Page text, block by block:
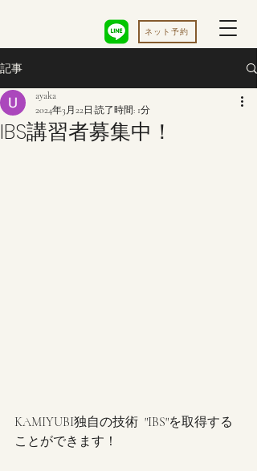
ネット予約
記事
IBS講習者募集中！
ayaka
2024年3月22日 読了時間: 1分
KAMIYUBI独自の技術  "IBS"を取得する
ことができます！